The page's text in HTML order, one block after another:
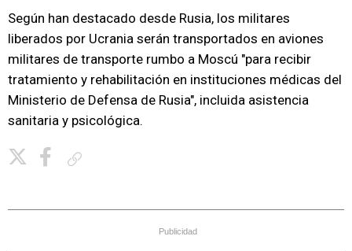
Según han destacado desde Rusia, los militares
liberados por Ucrania serán transportados en aviones
militares de transporte rumbo a Moscú "para recibir
tratamiento y rehabilitación en instituciones médicas del
Ministerio de Defensa de Rusia", incluida asistencia
sanitaria y psicológica.
Publicidad